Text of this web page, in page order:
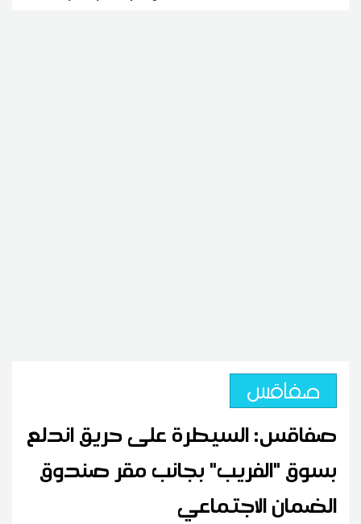
صفاقس
صفاقس: السيطرة على حريق اندلع
بسوق "الفريب" بجانب مقر صندوق
الضمان الاجتماعي